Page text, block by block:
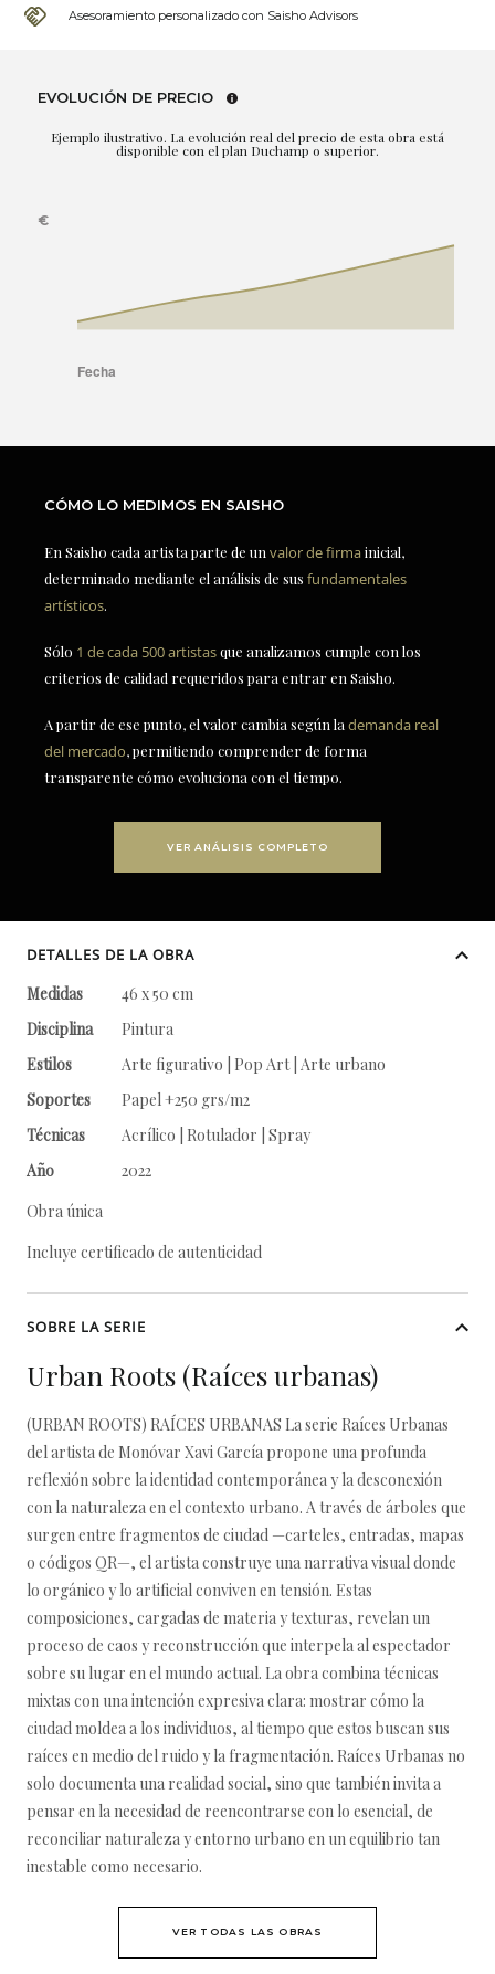
Asesoramiento personalizado con Saisho Advisors
EVOLUCIÓN DE PRECIO
Ejemplo ilustrativo. La evolución real del precio de esta obra está
disponible con el plan Duchamp o superior.
CÓMO LO MEDIMOS EN SAISHO
En Saisho cada artista parte de un valor de firmainicial,
determinado mediante el análisis de sus fundamentales
artísticos.
Sólo 1 de cada 500 artistasque analizamos cumple con los
criterios de calidad requeridos para entrar en Saisho.
A partir de ese punto, el valor cambia según la demanda real
del mercado, permitiendo comprender de forma
transparente cómo evoluciona con el tiempo.
VER ANÁLISIS COMPLETO
DETALLES DE LA OBRA
Medidas
46 x 50 cm
Disciplina
Pintura
Estilos
Arte figurativo | Pop Art | Arte urbano
Soportes
Papel +250 grs/m2
Técnicas
Acrílico | Rotulador | Spray
Año
2022
Obra única
Incluye certificado de autenticidad
SOBRE LA SERIE
Urban Roots (Raíces urbanas)
(URBAN ROOTS) RAÍCES URBANAS La serie Raíces Urbanas
del artista de Monóvar Xavi García propone una profunda
reflexión sobre la identidad contemporánea y la desconexión
con la naturaleza en el contexto urbano. A través de árboles que
surgen entre fragmentos de ciudad —carteles, entradas, mapas
o códigos QR—, el artista construye una narrativa visual donde
lo orgánico y lo artificial conviven en tensión. Estas
composiciones, cargadas de materia y texturas, revelan un
proceso de caos y reconstrucción que interpela al espectador
sobre su lugar en el mundo actual. La obra combina técnicas
mixtas con una intención expresiva clara: mostrar cómo la
ciudad moldea a los individuos, al tiempo que estos buscan sus
raíces en medio del ruido y la fragmentación. Raíces Urbanas no
solo documenta una realidad social, sino que también invita a
pensar en la necesidad de reencontrarse con lo esencial, de
reconciliar naturaleza y entorno urbano en un equilibrio tan
inestable como necesario.
VER TODAS LAS OBRAS